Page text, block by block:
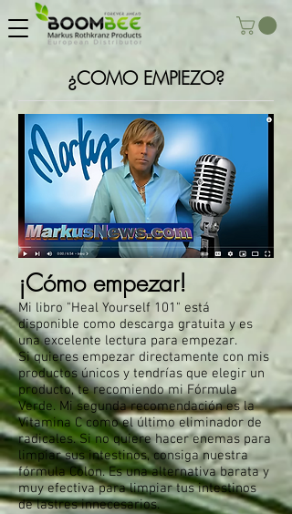
¿COMO EMPIEZO?
¡Cómo empezar!
Mi libro "Heal Yourself 101" está
disponible como descarga gratuita y es
una excelente lectura para empezar.
Si quieres empezar directamente con mis
productos únicos y tendrías que elegir un
producto, te recomiendo mi Fórmula
Verde. Mi segunda recomendación es la
Vitamina C como el último eliminador de
radicales. Si no quiere hacer enemas para
limpiar sus intestinos, consiga nuestra
fórmula Colon. Es una alternativa barata y
muy efectiva para limpiar tus intestinos
de lastres innecesarios.